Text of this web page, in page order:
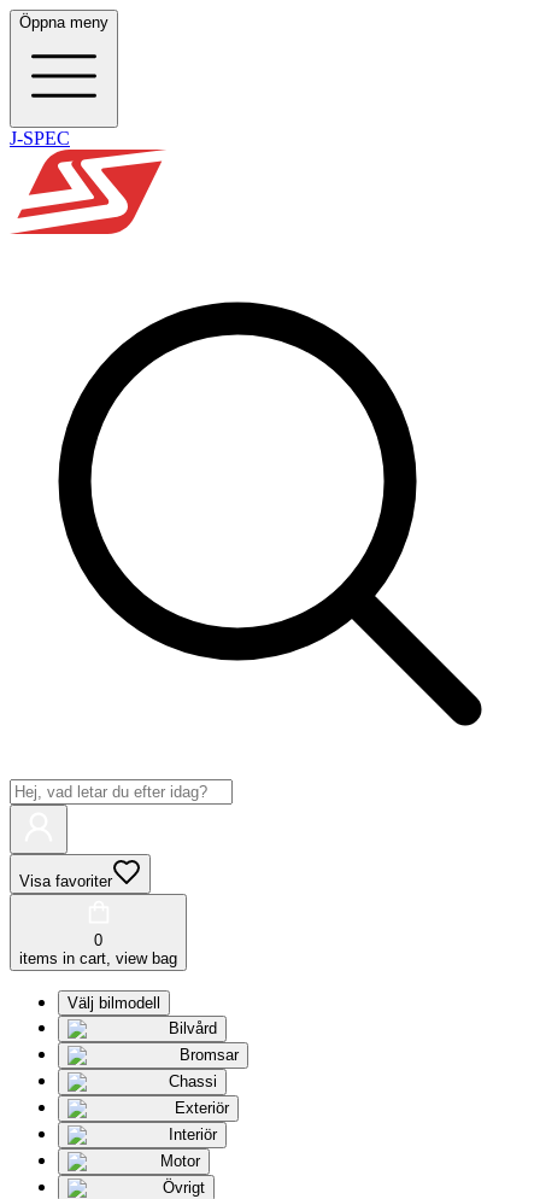
Öppna meny
J-SPEC
Visa favoriter
0
items in cart, view bag
Välj bilmodell
Bilvård
Bromsar
Chassi
Exteriör
Interiör
Motor
Övrigt